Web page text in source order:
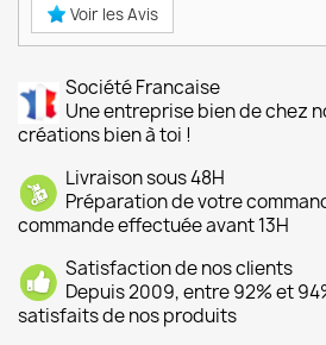
Voir les Avis
Société Francaise
Une entreprise bien de chez
créations bien à toi !
Livraison sous 48H
Préparation de votre
commande effectuée avant 13H
Satisfaction de nos clients
Depuis 2009, entre 92% et
satisfaits de nos produits